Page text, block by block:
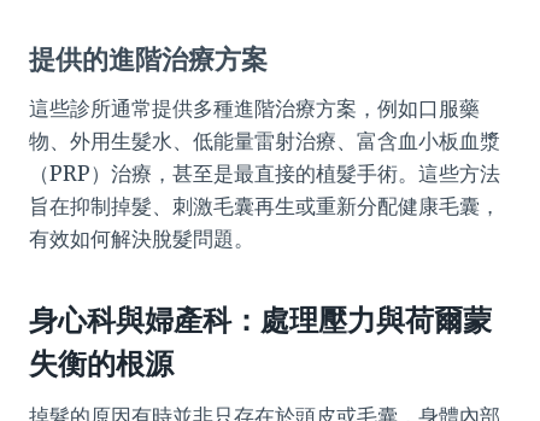
提供的進階治療方案
這些診所通常提供多種進階治療方案，例如口服藥
物、外用生髮水、低能量雷射治療、富含血小板血漿
（PRP）治療，甚至是最直接的植髮手術。這些方法
旨在抑制掉髮、刺激毛囊再生或重新分配健康毛囊，
有效如何解決脫髮問題。
身心科與婦產科：處理壓力與荷爾蒙
失衡的根源